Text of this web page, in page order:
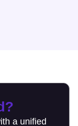
a unified